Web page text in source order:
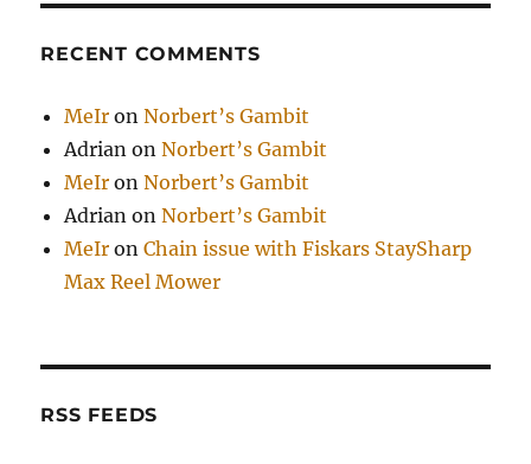
RECENT COMMENTS
MeIr onNorbert’s Gambit
Adrian onNorbert’s Gambit
MeIr onNorbert’s Gambit
Adrian onNorbert’s Gambit
MeIr onChain issue with Fiskars StaySharp
Max Reel Mower
RSS FEEDS